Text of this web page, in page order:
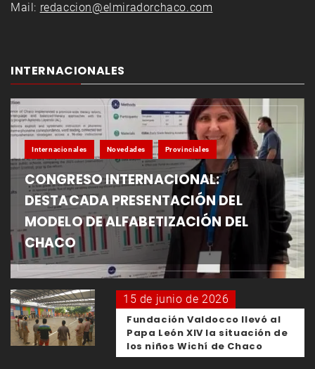
Mail: redaccion@elmiradorchaco.com
INTERNACIONALES
Internacionales Novedades Provinciales
CONGRESO INTERNACIONAL:
DESTACADA PRESENTACIÓN DEL
MODELO DE ALFABETIZACIÓN DEL
CHACO
15 de junio de 2026
Fundación Valdocco llevó al
Papa León XIV la situación de
los niños Wichí de Chaco